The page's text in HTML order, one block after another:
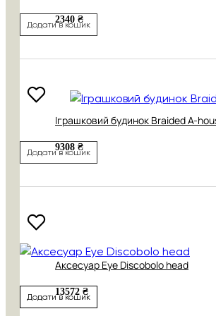
2340 ₴
Додати в кошик
Іграшковий будинок Braided A-
9308 ₴
Додати в кошик
Аксесуар Eye Discobolo head
13572 ₴
Додати в кошик